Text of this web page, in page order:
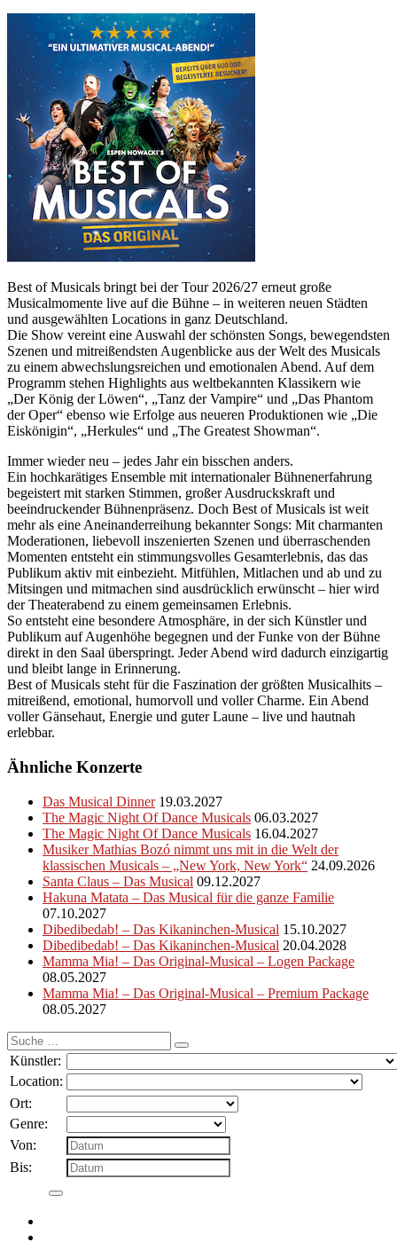
Best of Musicals bringt bei der Tour 2026/27 erneut große
Musicalmomente live auf die Bühne – in weiteren neuen Städten
und ausgewählten Locations in ganz Deutschland.
Die Show vereint eine Auswahl der schönsten Songs, bewegendsten
Szenen und mitreißendsten Augenblicke aus der Welt des Musicals
zu einem abwechslungsreichen und emotionalen Abend. Auf dem
Programm stehen Highlights aus weltbekannten Klassikern wie
„Der König der Löwen“, „Tanz der Vampire“ und „Das Phantom
der Oper“ ebenso wie Erfolge aus neueren Produktionen wie „Die
Eiskönigin“, „Herkules“ und „The Greatest Showman“.
Immer wieder neu – jedes Jahr ein bisschen anders.
Ein hochkarätiges Ensemble mit internationaler Bühnenerfahrung
begeistert mit starken Stimmen, großer Ausdruckskraft und
beeindruckender Bühnenpräsenz. Doch Best of Musicals ist weit
mehr als eine Aneinanderreihung bekannter Songs: Mit charmanten
Moderationen, liebevoll inszenierten Szenen und überraschenden
Momenten entsteht ein stimmungsvolles Gesamterlebnis, das das
Publikum aktiv mit einbezieht. Mitfühlen, Mitlachen und ab und zu
Mitsingen und mitmachen sind ausdrücklich erwünscht – hier wird
der Theaterabend zu einem gemeinsamen Erlebnis.
So entsteht eine besondere Atmosphäre, in der sich Künstler und
Publikum auf Augenhöhe begegnen und der Funke von der Bühne
direkt in den Saal überspringt. Jeder Abend wird dadurch einzigartig
und bleibt lange in Erinnerung.
Best of Musicals steht für die Faszination der größten Musicalhits –
mitreißend, emotional, humorvoll und voller Charme. Ein Abend
voller Gänsehaut, Energie und guter Laune – live und hautnah
erlebbar.
Ähnliche Konzerte
Das Musical Dinner 19.03.2027
The Magic Night Of Dance Musicals 06.03.2027
The Magic Night Of Dance Musicals 16.04.2027
Musiker Mathias Bozó nimmt uns mit in die Welt der
klassischen Musicals – „New York, New York“ 24.09.2026
Santa Claus – Das Musical 09.12.2027
Hakuna Matata – Das Musical für die ganze Familie
07.10.2027
Dibedibedab! – Das Kikaninchen-Musical 15.10.2027
Dibedibedab! – Das Kikaninchen-Musical 20.04.2028
Mamma Mia! – Das Original-Musical – Logen Package
08.05.2027
Mamma Mia! – Das Original-Musical – Premium Package
08.05.2027
Suche
nach:
Künstler:
Location:
Ort:
Genre:
Von:
Bis: